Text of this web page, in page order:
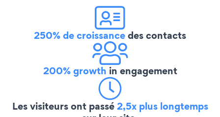
250% de croissancedes contacts
200% growth in engagement
Les visiteurs ont passé2,5x plus longtemps